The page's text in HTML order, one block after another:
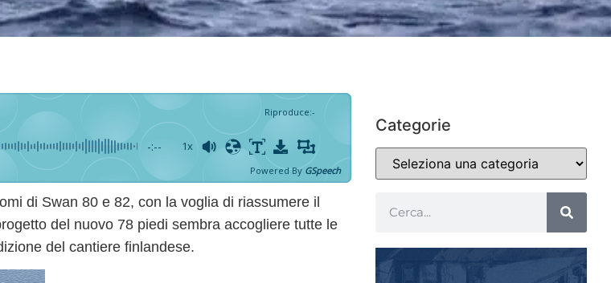
Riproduce:-
-:-- 1x
Powered By GSpeech
di Swan 80 e 82, con la voglia di riassumere il
del nuovo 78 piedi sembra accogliere tutte le
del cantiere finlandese.
Categorie